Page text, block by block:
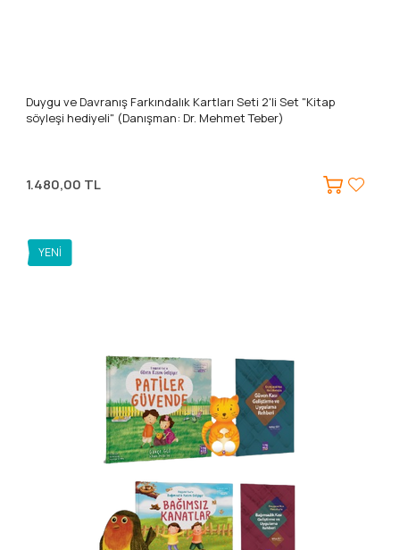
Duygu ve Davranış Farkındalık Kartları Seti 2'li Set "Kitap
söyleşi hediyeli" (Danışman: Dr. Mehmet Teber)
1.480,00 TL
YENI